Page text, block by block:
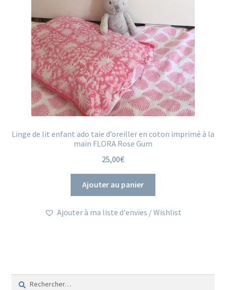
Linge de lit enfant ado taie d’oreiller en coton imprimé à la
main FLORA Rose Gum
25,00€
Ajouter au panier
Ajouter à ma liste d'envies / Wishlist
Rechercher :